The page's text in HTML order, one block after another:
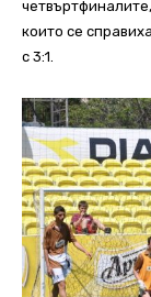
които се
с 3:1.